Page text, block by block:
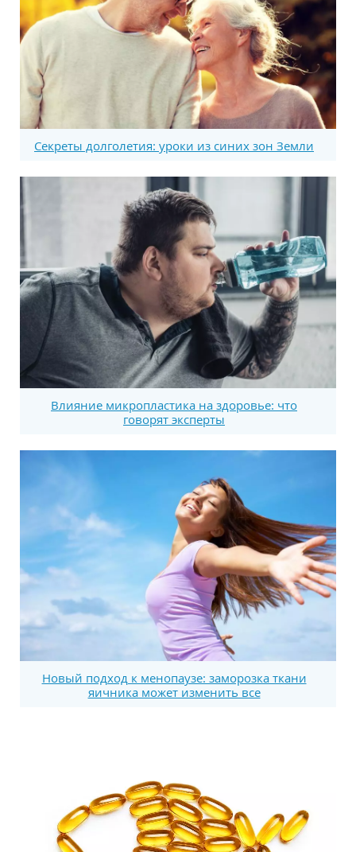
Секреты долголетия: уроки из синих зон Земли
Влияние микропластика на здоровье: что
говорят эксперты
Новый подход к менопаузе: заморозка ткани
яичника может изменить все